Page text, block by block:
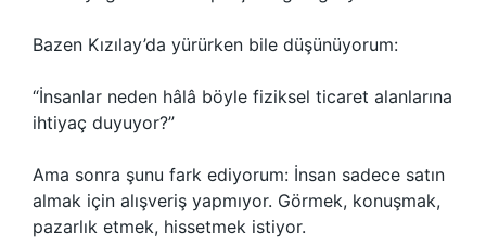
Bazen Kızılay’da yürürken bile düşünüyorum:
“İnsanlar neden hâlâ böyle fiziksel ticaret alanlarına
ihtiyaç duyuyor?”
Ama sonra şunu fark ediyorum: İnsan sadece satın
almak için alışveriş yapmıyor. Görmek, konuşmak,
pazarlık etmek, hissetmek istiyor.